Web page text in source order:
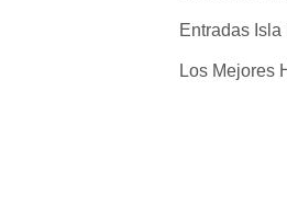
Entradas Isla
Los Mejores